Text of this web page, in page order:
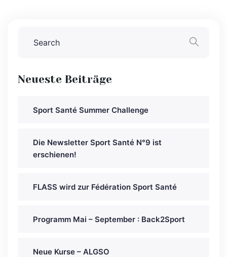
Neueste Beiträge
Sport Santé Summer Challenge
Die Newsletter Sport Santé N°9 ist
erschienen!
FLASS wird zur Fédération Sport Santé
Programm Mai – September : Back2Sport
Neue Kurse – ALGSO